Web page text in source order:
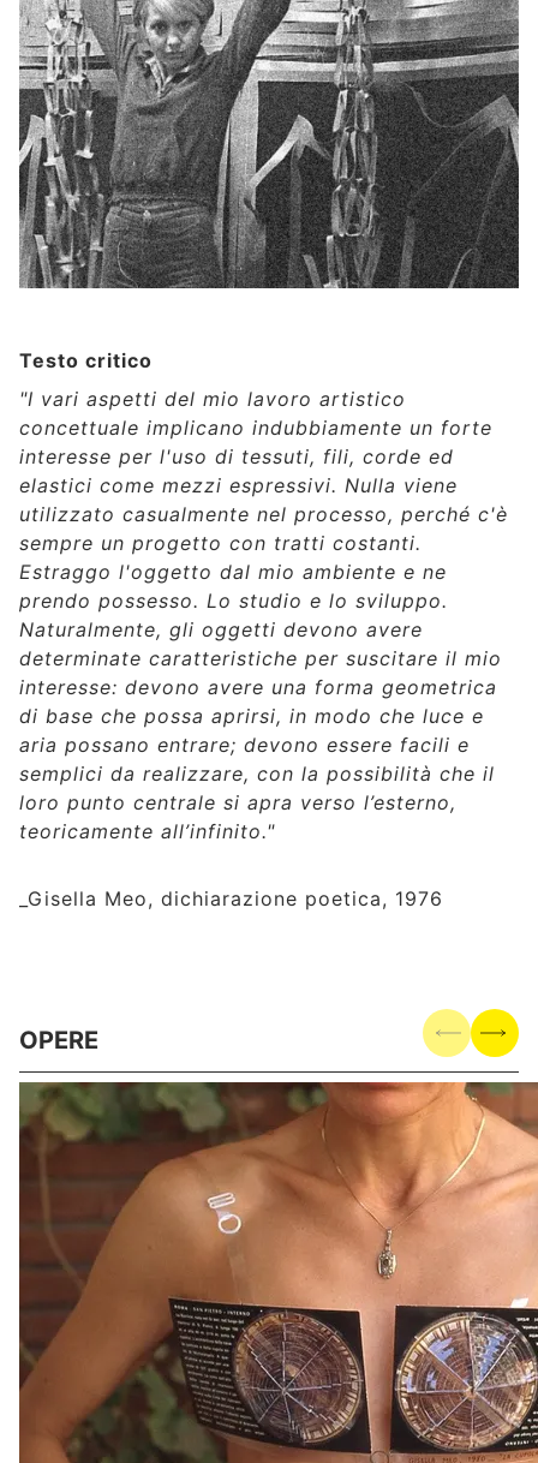
Testo critico
"I vari aspetti del mio lavoro artistico
concettuale implicano indubbiamente un forte
interesse per l'uso di tessuti, fili, corde ed
elastici come mezzi espressivi. Nulla viene
utilizzato casualmente nel processo, perché c'è
sempre un progetto con tratti costanti.
Estraggo l'oggetto dal mio ambiente e ne
prendo possesso. Lo studio e lo sviluppo.
Naturalmente, gli oggetti devono avere
determinate caratteristiche per suscitare il mio
interesse: devono avere una forma geometrica
di base che possa aprirsi, in modo che luce e
aria possano entrare; devono essere facili e
semplici da realizzare, con la possibilità che il
loro punto centrale si apra verso l’esterno,
teoricamente all’infinito."
_Gisella Meo, dichiarazione poetica, 1976
OPERE